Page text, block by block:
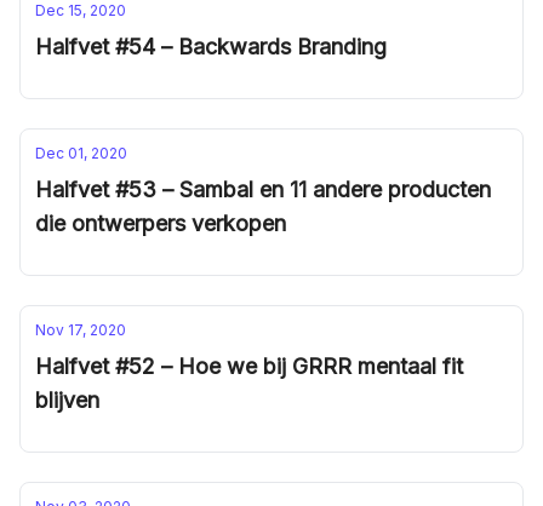
Dec 15, 2020
Halfvet #54 – Backwards Branding
Dec 01, 2020
Halfvet #53 – Sambal en 11 andere producten
die ontwerpers verkopen
Nov 17, 2020
Halfvet #52 – Hoe we bij GRRR mentaal fit
blijven